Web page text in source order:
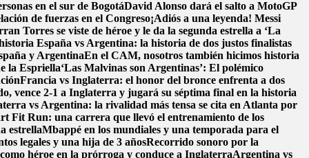
en el sur de BogotáDavid Alonso dará el salto a MotoGP
de fuerzas en el Congreso¡Adiós a una leyenda! Messi
Torres se viste de héroe y le da la segunda estrella a ‘La
España vs Argentina: la historia de dos justos finalistas
y ArgentinaEn el CAM, nosotros también hicimos historia
la Espriella‘Las Malvinas son Argentinas’: El polémico
Francia vs Inglaterra: el honor del bronce enfrenta a dos
vence 2-1 a Inglaterra y jugará su séptima final en la historia
vs Argentina: la rivalidad más tensa se cita en Atlanta por
Fit Run: una carrera que llevó el entrenamiento de los
estrellaMbappé en los mundiales y una temporada para el
legales y una hija de 3 añosRecorrido sonoro por la
héroe en la prórroga y conduce a InglaterraArgentina vs